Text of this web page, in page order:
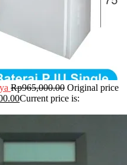
Rp965,000.00 Original price
Current price is: